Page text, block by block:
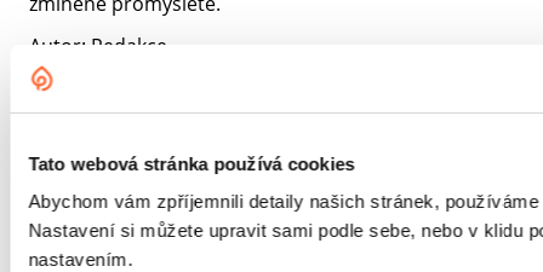
Tato webová stránka používá cookies
Abychom vám zpříjemnili detaily našich stránek,
Nastavení si můžete upravit sami podle sebe, nebo v klidu
nastavením.
Autor: Redakce